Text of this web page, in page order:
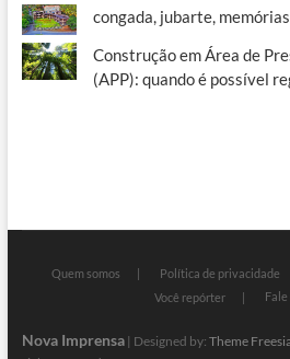
congada, jubarte,
Construção em Área de
(APP): quando é possível
Quem somos Política de privacidade
Você repórter
Nova Imprensa| Designed by: Theme